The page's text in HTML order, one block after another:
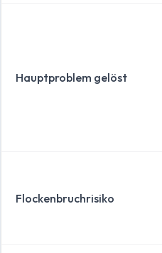
Hauptproblem gelöst
Flockenbruchrisiko